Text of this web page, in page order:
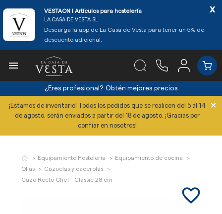
VESTAON l Artículos para hostelería
LA CASA DE VESTA SL.
Descarga la app de La Casa de Vesta para tener un 5% de
descuento adicional.
x

¿Eres profesional? Obtén mejores precios
¡Estamos de inventario! Todos los pedidos que se realicen del 5 al 14
de agosto, serán enviados a partir del 18 de agosto. ¡Gracias por
confiar en nosotros!
×
Equipamiento Hostelería
Equipamiento de cocina
Ollas
Cazuelas y cacerolas
Cazo Recto Chef - Classic 28 cm
favorite_border